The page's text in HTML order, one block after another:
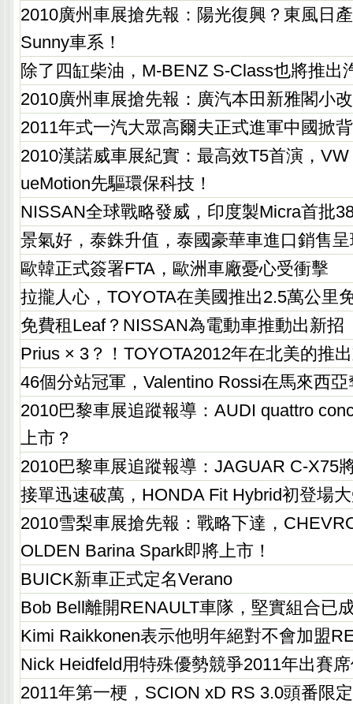
2010廣州車展搶先報：陽光復興？東風日
Sunny車系！
除了四缸柴油，M-BENZ S-Class也將推出
2010廣州車展搶先報：廣汽本田新雅閣小
2011年式一汽大眾高爾夫正式進軍中國掀
2010漢諾威車展紀實：最高效T5首演，
ueMotion先驅環保科技！
NISSAN全球戰略發威，印度製Micra首批
景氣好，泰銖升值，泰國豪華車進口銷售
歐韓正式簽署FTA，歐洲車廠憂心受衝擊
拉攏人心，TOYOTA在美國推出2.5萬公里
免費租Leaf？NISSAN為電動車推動出新招
Prius × 3？！TOYOTA2012年在北美的推
46個分站冠軍，Valentino Rossi在馬來西
2010巴黎車展追蹤報導：AUDI quattro
上市？
2010巴黎車展追蹤報導：JAGUAR C-X75
接單迅速破萬，HONDA Fit Hybrid初登場
2010雪梨車展搶先報：戰略下達，
OLDEN Barina Spark即將上市！
BUICK新車正式定名Verano
Bob Bell離開RENAULT車隊，堅實組合已
Kimi Raikkonen表示他明年絕對不會加盟
Nick Heidfeld用特殊優勢競爭2011年出賽
2011年第一梗，SCION xD RS 3.0頭番限